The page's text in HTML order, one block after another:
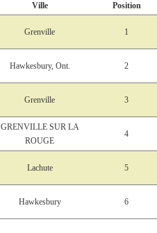
Ville Position
Grenville 1
Hawkesbury, Ont. 2
Grenville 3
GRENVILLE SUR LA
ROUGE
4
Lachute 5
Hawkesbury 6